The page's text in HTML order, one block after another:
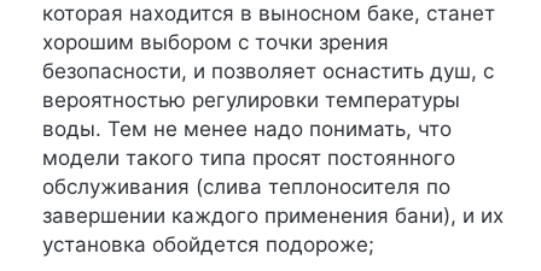
которая находится в выносном баке, станет
хорошим выбором с точки зрения
безопасности, и позволяет оснастить душ, с
вероятностью регулировки температуры
воды. Тем не менее надо понимать, что
модели такого типа просят постоянного
обслуживания (слива теплоносителя по
завершении каждого применения бани), и их
установка обойдется подороже;